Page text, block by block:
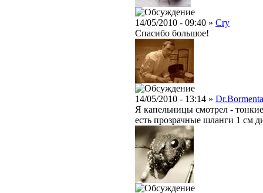
14/05/2010 - 09:40 » Cry
Спасибо большое!
14/05/2010 - 13:14 »
Я капельницы смотрел -
есть прозрачные шланги 1 см